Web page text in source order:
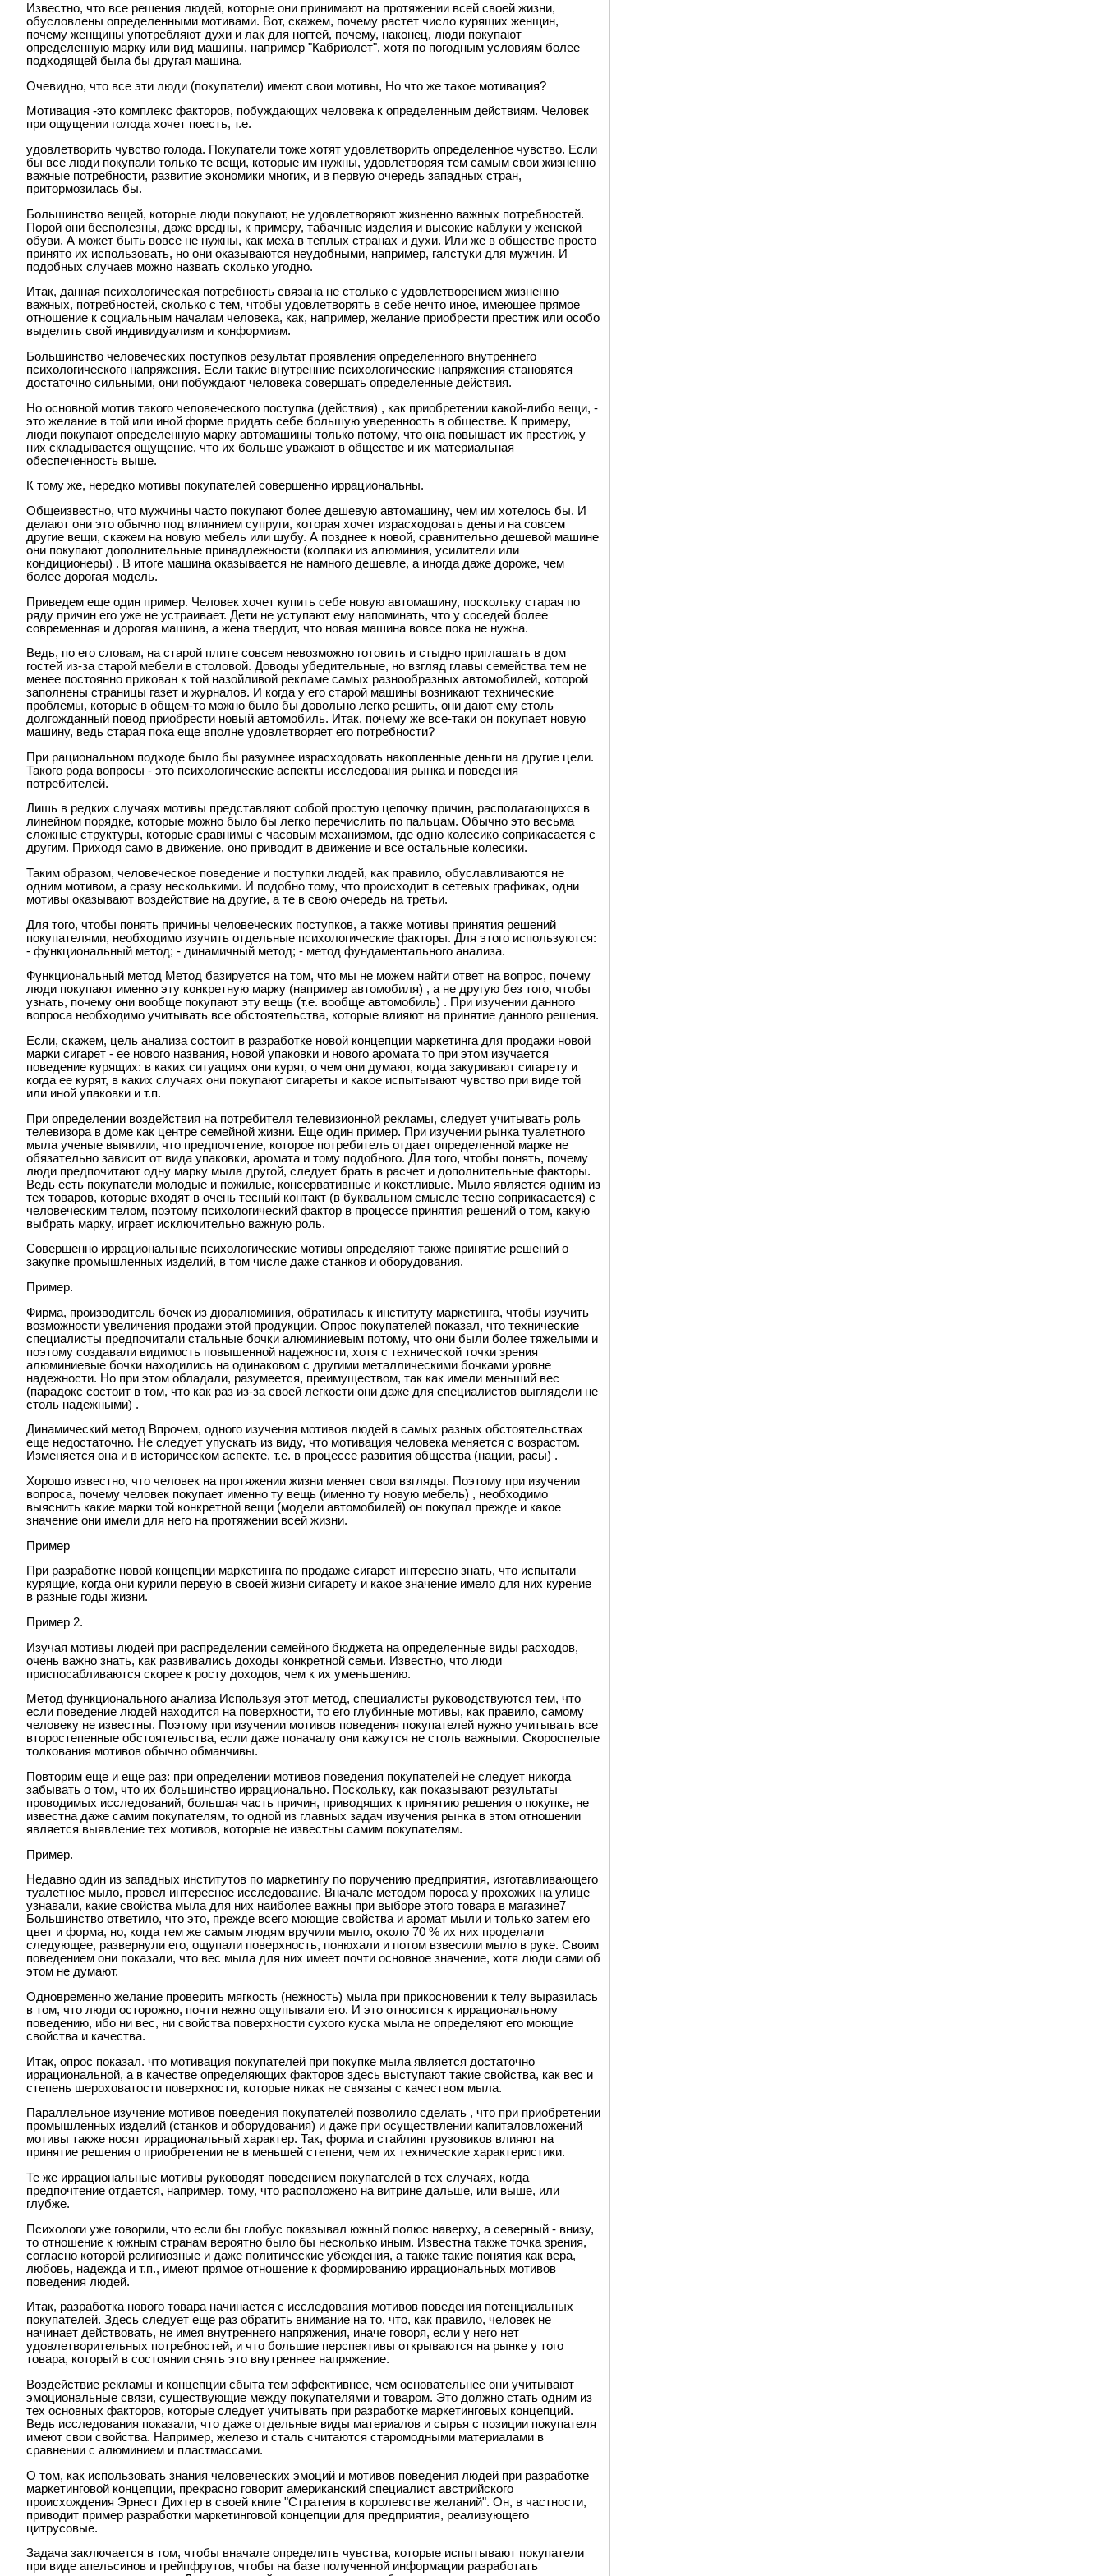
Известно, что все решения людей, которые они принимают на протяжении всей своей жизни,
обусловлены определенными мотивами. Вот, скажем, почему растет число курящих женщин,
почему женщины употребляют духи и лак для ногтей, почему, наконец, люди покупают
определенную марку или вид машины, например "Кабриолет", хотя по погодным условиям более
подходящей была бы другая машина.
Очевидно, что все эти люди (покупатели) имеют свои мотивы, Но что же такое мотивация?
Мотивация -это комплекс факторов, побуждающих человека к определенным действиям. Человек
при ощущении голода хочет поесть, т.е.
удовлетворить чувство голода. Покупатели тоже хотят удовлетворить определенное чувство. Если
бы все люди покупали только те вещи, которые им нужны, удовлетворяя тем самым свои жизненно
важные потребности, развитие экономики многих, и в первую очередь западных стран,
притормозилась бы.
Большинство вещей, которые люди покупают, не удовлетворяют жизненно важных потребностей.
Порой они бесполезны, даже вредны, к примеру, табачные изделия и высокие каблуки у женской
обуви. А может быть вовсе не нужны, как меха в теплых странах и духи. Или же в обществе просто
принято их использовать, но они оказываются неудобными, например, галстуки для мужчин. И
подобных случаев можно назвать сколько угодно.
Итак, данная психологическая потребность связана не столько с удовлетворением жизненно
важных, потребностей, сколько с тем, чтобы удовлетворять в себе нечто иное, имеющее прямое
отношение к социальным началам человека, как, например, желание приобрести престиж или особо
выделить свой индивидуализм и конформизм.
Большинство человеческих поступков результат проявления определенного внутреннего
психологического напряжения. Если такие внутренние психологические напряжения становятся
достаточно сильными, они побуждают человека совершать определенные действия.
Но основной мотив такого человеческого поступка (действия) , как приобретении какой-либо вещи, -
это желание в той или иной форме придать себе большую уверенность в обществе. К примеру,
люди покупают определенную марку автомашины только потому, что она повышает их престиж, у
них складывается ощущение, что их больше уважают в обществе и их материальная
обеспеченность выше.
К тому же, нередко мотивы покупателей совершенно иррациональны.
Общеизвестно, что мужчины часто покупают более дешевую автомашину, чем им хотелось бы. И
делают они это обычно под влиянием супруги, которая хочет израсходовать деньги на совсем
другие вещи, скажем на новую мебель или шубу. А позднее к новой, сравнительно дешевой машине
они покупают дополнительные принадлежности (колпаки из алюминия, усилители или
кондиционеры) . В итоге машина оказывается не намного дешевле, а иногда даже дороже, чем
более дорогая модель.
Приведем еще один пример. Человек хочет купить себе новую автомашину, поскольку старая по
ряду причин его уже не устраивает. Дети не уступают ему напоминать, что у соседей более
современная и дорогая машина, а жена твердит, что новая машина вовсе пока не нужна.
Ведь, по его словам, на старой плите совсем невозможно готовить и стыдно приглашать в дом
гостей из-за старой мебели в столовой. Доводы убедительные, но взгляд главы семейства тем не
менее постоянно прикован к той назойливой рекламе самых разнообразных автомобилей, которой
заполнены страницы газет и журналов. И когда у его старой машины возникают технические
проблемы, которые в общем-то можно было бы довольно легко решить, они дают ему столь
долгожданный повод приобрести новый автомобиль. Итак, почему же все-таки он покупает новую
машину, ведь старая пока еще вполне удовлетворяет его потребности?
При рациональном подходе было бы разумнее израсходовать накопленные деньги на другие цели.
Такого рода вопросы - это психологические аспекты исследования рынка и поведения
потребителей.
Лишь в редких случаях мотивы представляют собой простую цепочку причин, располагающихся в
линейном порядке, которые можно было бы легко перечислить по пальцам. Обычно это весьма
сложные структуры, которые сравнимы с часовым механизмом, где одно колесико соприкасается с
другим. Приходя само в движение, оно приводит в движение и все остальные колесики.
Таким образом, человеческое поведение и поступки людей, как правило, обуславливаются не
одним мотивом, а сразу несколькими. И подобно тому, что происходит в сетевых графиках, одни
мотивы оказывают воздействие на другие, а те в свою очередь на третьи.
Для того, чтобы понять причины человеческих поступков, а также мотивы принятия решений
покупателями, необходимо изучить отдельные психологические факторы. Для этого используются:
- функциональный метод; - динамичный метод; - метод фундаментального анализа.
Функциональный метод Метод базируется на том, что мы не можем найти ответ на вопрос, почему
люди покупают именно эту конкретную марку (например автомобиля) , а не другую без того, чтобы
узнать, почему они вообще покупают эту вещь (т.е. вообще автомобиль) . При изучении данного
вопроса необходимо учитывать все обстоятельства, которые влияют на принятие данного решения.
Если, скажем, цель анализа состоит в разработке новой концепции маркетинга для продажи новой
марки сигарет - ее нового названия, новой упаковки и нового аромата то при этом изучается
поведение курящих: в каких ситуациях они курят, о чем они думают, когда закуривают сигарету и
когда ее курят, в каких случаях они покупают сигареты и какое испытывают чувство при виде той
или иной упаковки и т.п.
При определении воздействия на потребителя телевизионной рекламы, следует учитывать роль
телевизора в доме как центре семейной жизни. Еще один пример. При изучении рынка туалетного
мыла ученые выявили, что предпочтение, которое потребитель отдает определенной марке не
обязательно зависит от вида упаковки, аромата и тому подобного. Для того, чтобы понять, почему
люди предпочитают одну марку мыла другой, следует брать в расчет и дополнительные факторы.
Ведь есть покупатели молодые и пожилые, консервативные и кокетливые. Мыло является одним из
тех товаров, которые входят в очень тесный контакт (в буквальном смысле тесно соприкасается) с
человеческим телом, поэтому психологический фактор в процессе принятия решений о том, какую
выбрать марку, играет исключительно важную роль.
Совершенно иррациональные психологические мотивы определяют также принятие решений о
закупке промышленных изделий, в том числе даже станков и оборудования.
Пример.
Фирма, производитель бочек из дюралюминия, обратилась к институту маркетинга, чтобы изучить
возможности увеличения продажи этой продукции. Опрос покупателей показал, что технические
специалисты предпочитали стальные бочки алюминиевым потому, что они были более тяжелыми и
поэтому создавали видимость повышенной надежности, хотя с технической точки зрения
алюминиевые бочки находились на одинаковом с другими металлическими бочками уровне
надежности. Но при этом обладали, разумеется, преимуществом, так как имели меньший вес
(парадокс состоит в том, что как раз из-за своей легкости они даже для специалистов выглядели не
столь надежными) .
Динамический метод Впрочем, одного изучения мотивов людей в самых разных обстоятельствах
еще недостаточно. Не следует упускать из виду, что мотивация человека меняется с возрастом.
Изменяется она и в историческом аспекте, т.е. в процессе развития общества (нации, расы) .
Хорошо известно, что человек на протяжении жизни меняет свои взгляды. Поэтому при изучении
вопроса, почему человек покупает именно ту вещь (именно ту новую мебель) , необходимо
выяснить какие марки той конкретной вещи (модели автомобилей) он покупал прежде и какое
значение они имели для него на протяжении всей жизни.
Пример
При разработке новой концепции маркетинга по продаже сигарет интересно знать, что испытали
курящие, когда они курили первую в своей жизни сигарету и какое значение имело для них курение
в разные годы жизни.
Пример 2.
Изучая мотивы людей при распределении семейного бюджета на определенные виды расходов,
очень важно знать, как развивались доходы конкретной семьи. Известно, что люди
приспосабливаются скорее к росту доходов, чем к их уменьшению.
Метод функционального анализа Используя этот метод, специалисты руководствуются тем, что
если поведение людей находится на поверхности, то его глубинные мотивы, как правило, самому
человеку не известны. Поэтому при изучении мотивов поведения покупателей нужно учитывать все
второстепенные обстоятельства, если даже поначалу они кажутся не столь важными. Скороспелые
толкования мотивов обычно обманчивы.
Повторим еще и еще раз: при определении мотивов поведения покупателей не следует никогда
забывать о том, что их большинство иррационально. Поскольку, как показывают результаты
проводимых исследований, большая часть причин, приводящих к принятию решения о покупке, не
известна даже самим покупателям, то одной из главных задач изучения рынка в этом отношении
является выявление тех мотивов, которые не известны самим покупателям.
Пример.
Недавно один из западных институтов по маркетингу по поручению предприятия, изготавливающего
туалетное мыло, провел интересное исследование. Вначале методом пороса у прохожих на улице
узнавали, какие свойства мыла для них наиболее важны при выборе этого товара в магазине7
Большинство ответило, что это, прежде всего моющие свойства и аромат мыли и только затем его
цвет и форма, но, когда тем же самым людям вручили мыло, около 70 % их них проделали
следующее, развернули его, ощупали поверхность, понюхали и потом взвесили мыло в руке. Своим
поведением они показали, что вес мыла для них имеет почти основное значение, хотя люди сами об
этом не думают.
Одновременно желание проверить мягкость (нежность) мыла при прикосновении к телу выразилась
в том, что люди осторожно, почти нежно ощупывали его. И это относится к иррациональному
поведению, ибо ни вес, ни свойства поверхности сухого куска мыла не определяют его моющие
свойства и качества.
Итак, опрос показал. что мотивация покупателей при покупке мыла является достаточно
иррациональной, а в качестве определяющих факторов здесь выступают такие свойства, как вес и
степень шероховатости поверхности, которые никак не связаны с качеством мыла.
Параллельное изучение мотивов поведения покупателей позволило сделать , что при приобретении
промышленных изделий (станков и оборудования) и даже при осуществлении капиталовложений
мотивы также носят иррациональный характер. Так, форма и стайлинг грузовиков влияют на
принятие решения о приобретении не в меньшей степени, чем их технические характеристики.
Те же иррациональные мотивы руководят поведением покупателей в тех случаях, когда
предпочтение отдается, например, тому, что расположено на витрине дальше, или выше, или
глубже.
Психологи уже говорили, что если бы глобус показывал южный полюс наверху, а северный - внизу,
то отношение к южным странам вероятно было бы несколько иным. Известна также точка зрения,
согласно которой религиозные и даже политические убеждения, а также такие понятия как вера,
любовь, надежда и т.п., имеют прямое отношение к формированию иррациональных мотивов
поведения людей.
Итак, разработка нового товара начинается с исследования мотивов поведения потенциальных
покупателей. Здесь следует еще раз обратить внимание на то, что, как правило, человек не
начинает действовать, не имея внутреннего напряжения, иначе говоря, если у него нет
удовлетворительных потребностей, и что большие перспективы открываются на рынке у того
товара, который в состоянии снять это внутреннее напряжение.
Воздействие рекламы и концепции сбыта тем эффективнее, чем основательнее они учитывают
эмоциональные связи, существующие между покупателями и товаром. Это должно стать одним из
тех основных факторов, которые следует учитывать при разработке маркетинговых концепций.
Ведь исследования показали, что даже отдельные виды материалов и сырья с позиции покупателя
имеют свои свойства. Например, железо и сталь считаются старомодными материалами в
сравнении с алюминием и пластмассами.
О том, как использовать знания человеческих эмоций и мотивов поведения людей при разработке
маркетинговой концепции, прекрасно говорит американский специалист австрийского
происхождения Эрнест Дихтер в своей книге "Стратегия в королевстве желаний". Он, в частности,
приводит пример разработки маркетинговой концепции для предприятия, реализующего
цитрусовые.
Задача заключается в том, чтобы вначале определить чувства, которые испытывают покупатели
при виде апельсинов и грейпфрутов, чтобы на базе полученной информации разработать